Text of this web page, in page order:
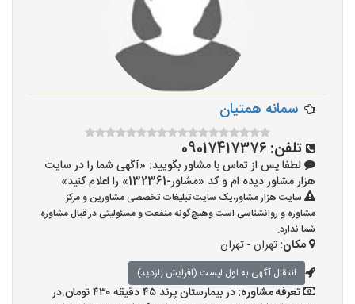
سمانه همتیان
تلفن: 09017417376
لطفا پس از تماس با مشاور بگویید: «آگهی شما را در سایت
هزار مشاور دیده ام و کد «مشاور-132361» را اعلام کنید»
سایت هزار مشاور،یک سایت تبلیغات تخصصی مشاورین و مرکز
مشاوره و روانشناسی است وهیچ‌گونه منفعت و مسئولیتی در قبال مشاوره
شما ندارد.
مکان:تهران - تهران
انتقال آگهی به اول لیست (افزایش بازدید)
تعرفه مشاوره:
در بیمارستان پرند ۴۵ دقیقه ۴۳۰ تومان.در